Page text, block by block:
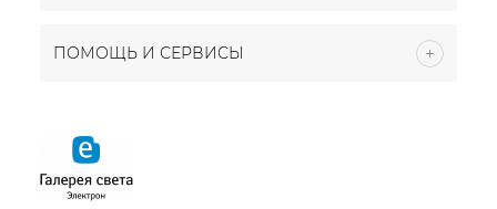
ПОМОЩЬ И СЕРВИСЫ